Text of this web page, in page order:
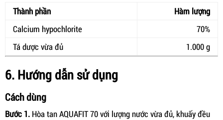
Thành phần
Hàm lượng
Calcium hypochlorite
70%
Tá dược vừa đủ
1.000 g
6. Hướng dẫn sử dụng
Cách dùng
Bước 1. Hòa tan AQUAFIT 70 với lượng nước vừa đủ, khuấy đều